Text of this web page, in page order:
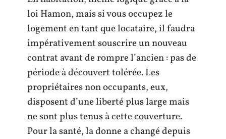
loi Hamon, mais si vous occupez le
logement en tant que locataire, il faudra
impérativement souscrire un nouveau
contrat avant de rompre l’ancien : pas de
période à découvert tolérée. Les
propriétaires non occupants, eux,
disposent d’une liberté plus large mais
ne sont plus tenus à cette couverture.
Pour la santé, la donne a changé depuis